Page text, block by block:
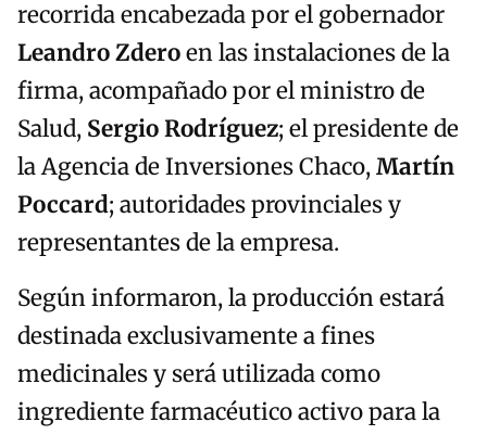
recorrida encabezada por el gobernador
Leandro Zderoen las instalaciones de la
firma, acompañado por el ministro de
Salud, Sergio Rodríguez; el presidente de
la Agencia de Inversiones Chaco,Martín
Poccard; autoridades provinciales y
representantes de la empresa.
Según informaron, la producción estará
destinada exclusivamente a fines
medicinales y será utilizada como
ingrediente farmacéutico activo para la